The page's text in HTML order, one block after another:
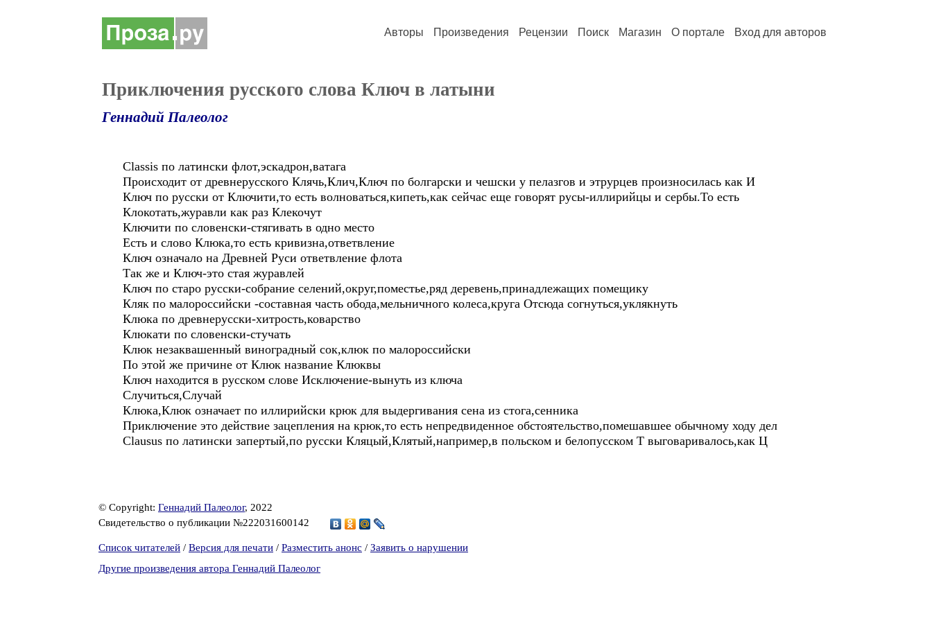
Авторы Произведения Рецензии Поиск Магазин О портале Вход для авторов
Приключения русского слова Ключ в латыни
Геннадий Палеолог
Classis по латински флот,эскадрон,ватага
Происходит от древнерусского Клячь,Клич,Ключ по болгарски и чешски у пелазгов и этрурцев произносилась как И
Ключ по русски от Ключити,то есть волноваться,кипеть,как сейчас еще говорят русы-иллирийцы и сербы.То есть
Клокотать,журавли как раз Клекочут
Ключити по словенски-стягивать в одно место
Есть и слово Клюка,то есть кривизна,ответвление
Ключ означало на Древней Руси ответвление флота
Так же и Ключ-это стая журавлей
Ключ по старо русски-собрание селений,округ,поместье,ряд деревень,принадлежащих помещику
Кляк по малороссийски -составная часть обода,мельничного колеса,круга Отсюда согнуться,уклякнуть
Клюка по древнерусски-хитрость,коварство
Клюкати по словенски-стучать
Клюк незаквашенный виноградный сок,клюк по малороссийски
По этой же причине от Клюк название Клюквы
Ключ находится в русском слове Исключение-вынуть из ключа
Случиться,Случай
Клюка,Клюк означает по иллирийски крюк для выдергивания сена из стога,сенника
Приключение это действие зацепления на крюк,то есть непредвиденное обстоятельство,помешавшее обычному ходу дел
Clausus по латински запертый,по русски Кляцый,Клятый,например,в польском и белопусском Т выговаривалось,как Ц
© Copyright: Геннадий Палеолог, 2022
Свидетельство о публикации №222031600142
Список читателей / Версия для печати / Разместить анонс / Заявить о нарушении
Другие произведения автора Геннадий Палеолог